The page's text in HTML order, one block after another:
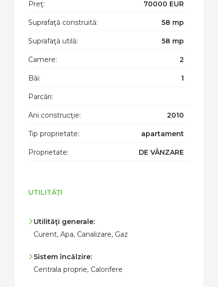
Preţ: 70000 EUR
Suprafaţă construită: 58 mp
Suprafaţă utilă: 58 mp
Camere: 2
Băi: 1
Parcări:
Ani construcţie: 2010
Tip proprietate: apartament
Proprietate: DE VÂNZARE
UTILITĂȚI
Utilităţi generale:
Curent, Apa, Canalizare, Gaz
Sistem încălzire:
Centrala proprie, Calorifere